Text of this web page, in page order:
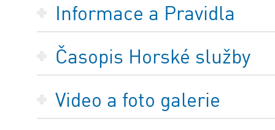
Informace a Pravidla
Časopis Horské služby
Video a foto galerie